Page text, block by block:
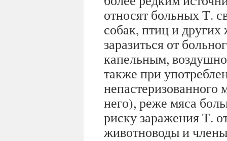
относят больных Т.
собак, птиц и
заразиться от
капельным,
также при
него), реже мяса
риску заражения Т.
животноводы и